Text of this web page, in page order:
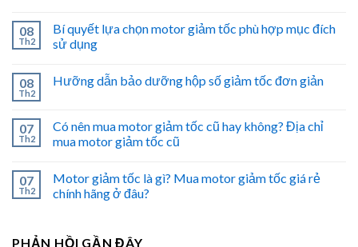
08
Th2
Bí quyết lựa chọn motor giảm tốc phù hợp mục đích
sử dụng
08
Th2
Hưỡng dẫn bảo dưỡng hộp số giảm tốc đơn giản
07
Th2
Có nên mua motor giảm tốc cũ hay không? Địa chỉ
mua motor giảm tốc cũ
07
Th2
Motor giảm tốc là gì? Mua motor giảm tốc giá rẻ
chính hãng ở đâu?
PHẢN HỒI GẦN ĐÂY